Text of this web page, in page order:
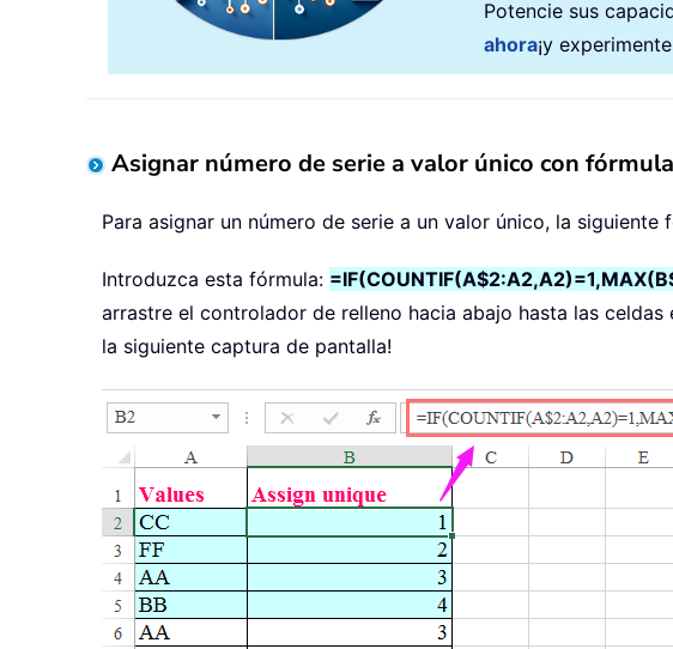
Potencie sus
ahora¡y
Asignar número de serie a valor único con fórmula
Para asignar un número de serie a un valor único, la siguiente
Introduzca esta fórmula:
arrastre el controlador de relleno hacia abajo hasta las
la siguiente captura de pantalla!